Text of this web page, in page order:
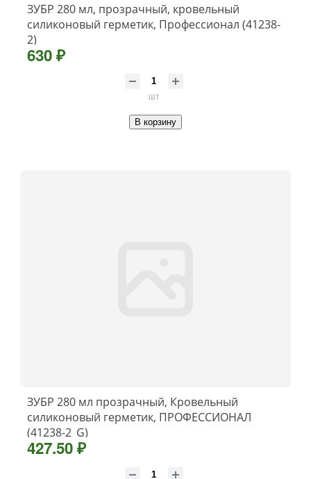
ЗУБР 280 мл, прозрачный, кровельный
силиконовый герметик, Профессионал (41238-
2)
630 ₽
шт
В корзину
ЗУБР 280 мл прозрачный, Кровельный
силиконовый герметик, ПРОФЕССИОНАЛ
(41238-2_G)
427.50 ₽